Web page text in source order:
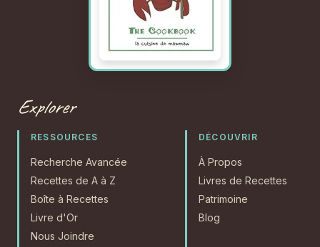
Explorer
RESSOURCES
Recherche Avancée
Recettes de A à Z
Boîte à Recettes
Livre d'Or
Nous Joindre
DÉCOUVRIR
À Propos
Livres de Recettes
Patrimoine
Blog